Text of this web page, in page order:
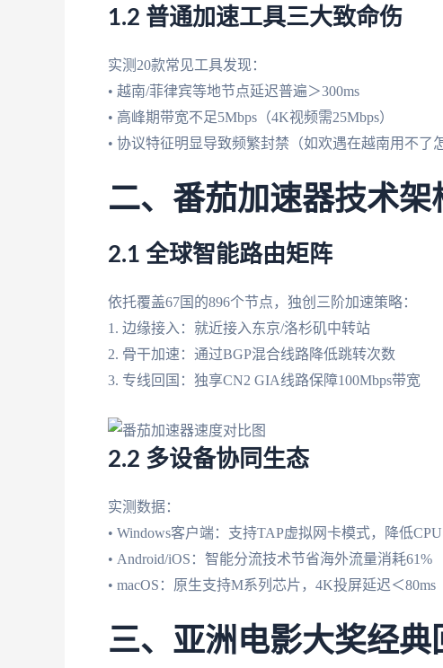
1.2 普通加速工具三大致命伤
实测20款常见工具发现：
• 越南/菲律宾等地节点延迟普遍＞300ms
• 高峰期带宽不足5Mbps（4K视频需25Mbps）
• 协议特征明显导致频繁封禁（如欢遇在越南用不了
二、番茄加速器技术架
2.1 全球智能路由矩阵
依托覆盖67国的896个节点，独创三阶加速策略：
1. 边缘接入：就近接入东京/洛杉矶中转站
2. 骨干加速：通过BGP混合线路降低跳转次数
3. 专线回国：独享CN2 GIA线路保障100Mbps带宽
2.2 多设备协同生态
实测数据：
• Windows客户端：支持TAP虚拟网卡模式，降低
• Android/iOS：智能分流技术节省海外流量消耗61%
• macOS：原生支持M系列芯片，4K投屏延迟＜80ms
三、亚洲电影大奖经典